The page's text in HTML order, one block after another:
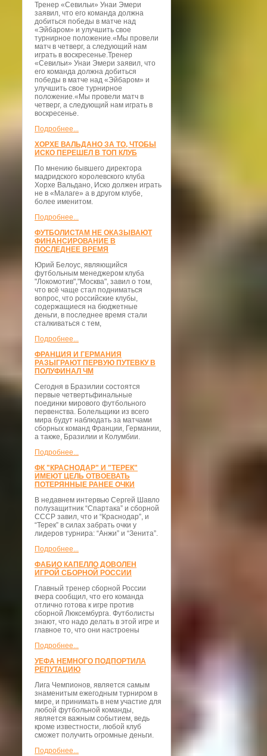
Тренер «Севильи» Унаи Эмери
заявил, что его команда должна
добиться победы в матче над
«Эйбаром» и улучшить свое
турнирное положение.«Мы провели
матч в четверг, а следующий нам
играть в воскресенье.Тренер
«Севильи» Унаи Эмери заявил, что
его команда должна добиться
победы в матче над «Эйбаром» и
улучшить свое турнирное
положение.«Мы провели матч в
четверг, а следующий нам играть в
воскресенье.
Подробнее...
ХОРХЕ ВАЛЬДАНО ЗА ТО, ЧТОБЫ
ИСКО ПЕРЕШЕЛ В ТОП КЛУБ
По мнению бывшего директора
мадридского королевского клуба
Хорхе Вальдано, Иско должен играть
не в «Малаге» а в другом клубе,
более именитом.
Подробнее...
ФУТБОЛИСТАМ НЕ ОКАЗЫВАЮТ
ФИНАНСИРОВАНИЕ В
ПОСЛЕДНЕЕ ВРЕМЯ
Юрий Белоус, являющийся
футбольным менеджером клуба
"Локомотив","Москва", завил о том,
что всё чаще стал подниматься
вопрос, что российские клубы,
содержащиеся на бюджетные
деньги, в последнее время стали
сталкиваться с тем,
Подробнее...
ФРАНЦИЯ И ГЕРМАНИЯ
РАЗЫГРАЮТ ПЕРВУЮ ПУТЕВКУ В
ПОЛУФИНАЛ ЧМ
Сегодня в Бразилии состоятся
первые четвертьфинальные
поединки мирового футбольного
первенства. Болельщики из всего
мира будут наблюдать за матчами
сборных команд Франции, Германии,
а также, Бразилии и Колумбии.
Подробнее...
ФК "КРАСНОДАР" И "ТЕРЕК"
ИМЕЮТ ЦЕЛЬ ОТВОЕВАТЬ
ПОТЕРЯННЫЕ РАНЕЕ ОЧКИ
В недавнем интервью Сергей Шавло
полузащитник “Спартака” и сборной
СССР завил, что и “Краснодар”, и
“Терек” в силах забрать очки у
лидеров турнира: “Анжи” и “Зенита”.
Подробнее...
ФАБИО КАПЕЛЛО ДОВОЛЕН
ИГРОЙ СБОРНОЙ РОССИИ
Главный тренер сборной России
вчера сообщил, что его команда
отлично готова к игре против
сборной Люксембурга. Футболисты
знают, что надо делать в этой игре и
главное то, что они настроены
Подробнее...
УЕФА НЕМНОГО ПОДПОРТИЛА
РЕПУТАЦИЮ
Лига Чемпионов, является самым
знаменитым ежегодным турниром в
мире, и принимать в нем участие для
любой футбольной команды,
является важным событием, ведь
кроме известности, любой клуб
сможет получить огромные деньги.
Подробнее...